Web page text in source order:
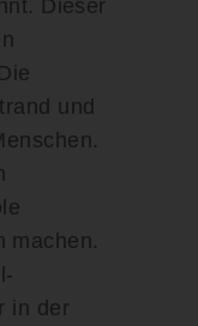
Dieser
und
machen.
in der